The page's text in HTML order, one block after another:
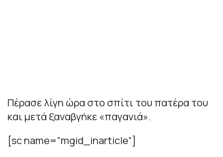
Πέρασε λίγη ώρα στο σπίτι του πατέρα του
και μετά ξαναβγήκε «παγανιά».
[sc name=”mgid_inarticle”]